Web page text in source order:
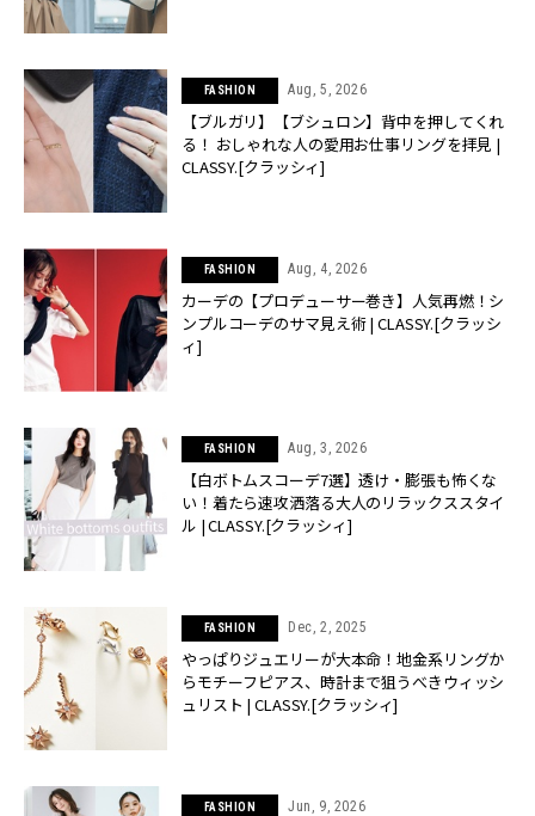
FASHION Aug, 5, 2026
【ブルガリ】【ブシュロン】背中を押してくれ
る！ おしゃれな人の愛用お仕事リングを拝見 |
CLASSY.[クラッシィ]
FASHION Aug, 4, 2026
カーデの【プロデューサー巻き】人気再燃！シ
ンプルコーデのサマ見え術 | CLASSY.[クラッシ
ィ]
FASHION Aug, 3, 2026
【白ボトムスコーデ7選】透け・膨張も怖くな
い！着たら速攻洒落る大人のリラックススタイ
ル | CLASSY.[クラッシィ]
FASHION Dec, 2, 2025
やっぱりジュエリーが大本命！地金系リングか
らモチーフピアス、時計まで狙うべきウィッシ
ュリスト | CLASSY.[クラッシィ]
FASHION Jun, 9, 2026